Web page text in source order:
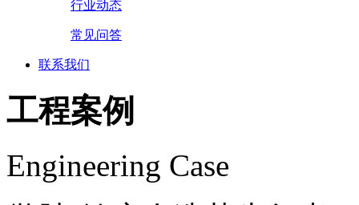
行业动态
常见问答
联系我们
工程案例
Engineering Case